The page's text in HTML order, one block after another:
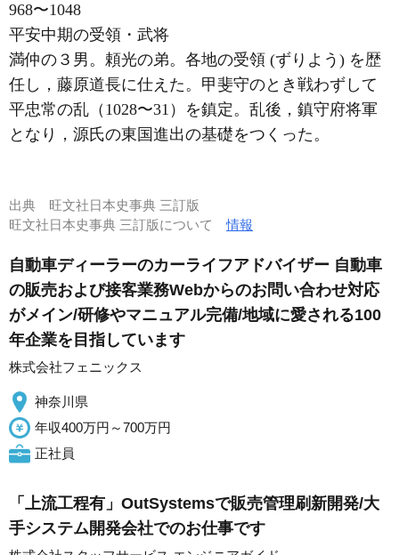
968〜1048
平安中期の受領・武将
満仲の３男。頼光の弟。各地の受領 (ずりよう) を歴
任し，藤原道長に仕えた。甲斐守のとき戦わずして
平忠常の乱（1028〜31）を鎮定。乱後，鎮守府将軍
となり，源氏の東国進出の基礎をつくった。
出典 旺文社日本史事典 三訂版
旺文社日本史事典 三訂版について情報
自動車ディーラーのカーライフアドバイザー 自動車
の販売および接客業務Webからのお問い合わせ対応
がメイン/研修やマニュアル完備/地域に愛される100
年企業を目指しています
株式会社フェニックス
神奈川県
年収400万円～700万円
正社員
「上流工程有」OutSystemsで販売管理刷新開発/大
手システム開発会社でのお仕事です